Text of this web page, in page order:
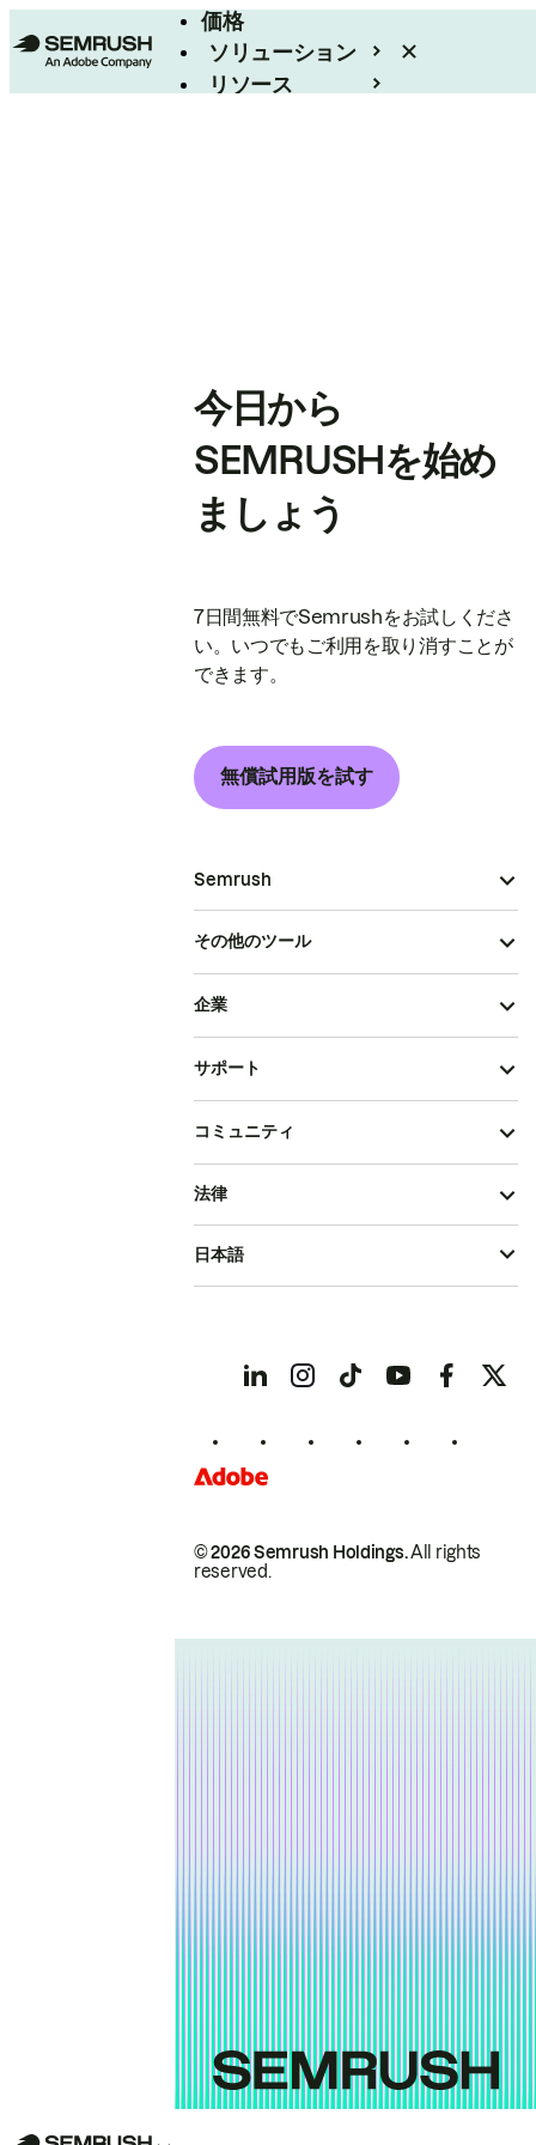
価格
ソリューション
リソース
今日から
SEMRUSHを始め
ましょう
7日間無料でSemrushをお試しくださ
い。いつでもご利用を取り消すことが
できます。
無償試用版を試す
Semrush
その他のツール
企業
サポート
コミュニティ
© 2026 Semrush Holdings.All rights
reserved.
法律
日本語